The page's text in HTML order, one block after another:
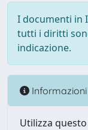
I documenti in
tutti i diritti
indicazione.
Informazioni
Utilizza